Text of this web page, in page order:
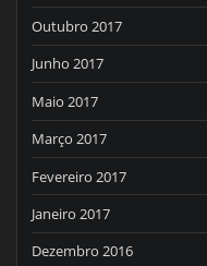
Outubro 2017
Junho 2017
Maio 2017
Março 2017
Fevereiro 2017
Janeiro 2017
Dezembro 2016